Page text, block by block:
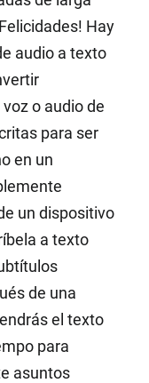
Hay
audio a texto
o audio de
para ser
en un
un dispositivo
a texto
de una
el texto
para
asuntos